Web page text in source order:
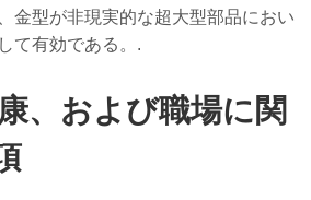
金型が非現実的な超大型部品におい
て有効である。.
、および職場に関